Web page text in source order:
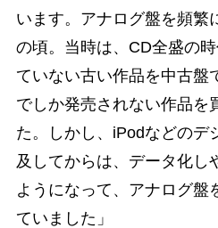
います。アナログ盤を頻繁
の頃。当時は、CD全盛の
ていない古い作品を中古盤
でしか発売されない作品を
た。しかし、iPodなどのデ
及してからは、データ化し
ようになって、アナログ盤
ていました」